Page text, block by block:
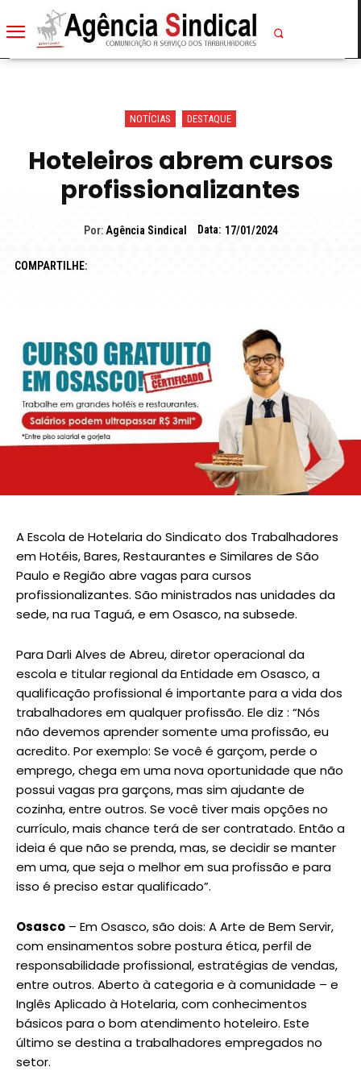
NOTÍCIAS DESTAQUE
Hoteleiros abrem cursos
profissionalizantes
Por: Agência Sindical Data: 17/01/2024
COMPARTILHE:
A Escola de Hotelaria do Sindicato dos Trabalhadores
em Hotéis, Bares, Restaurantes e Similares de São
Paulo e Região abre vagas para cursos
profissionalizantes. São ministrados nas unidades da
sede, na rua Taguá, e em Osasco, na subsede.
Para Darli Alves de Abreu, diretor operacional da
escola e titular regional da Entidade em Osasco, a
qualificação profissional é importante para a vida dos
trabalhadores em qualquer profissão. Ele diz : “Nós
não devemos aprender somente uma profissão, eu
acredito. Por exemplo: Se você é garçom, perde o
emprego, chega em uma nova oportunidade que não
possui vagas pra garçons, mas sim ajudante de
cozinha, entre outros. Se você tiver mais opções no
currículo, mais chance terá de ser contratado. Então a
ideia é que não se prenda, mas, se decidir se manter
em uma, que seja o melhor em sua profissão e para
isso é preciso estar qualificado”.
Osasco – Em Osasco, são dois: A Arte de Bem Servir,
com ensinamentos sobre postura ética, perfil de
responsabilidade profissional, estratégias de vendas,
entre outros. Aberto à categoria e à comunidade – e
Inglês Aplicado à Hotelaria, com conhecimentos
básicos para o bom atendimento hoteleiro. Este
último se destina a trabalhadores empregados no
setor.